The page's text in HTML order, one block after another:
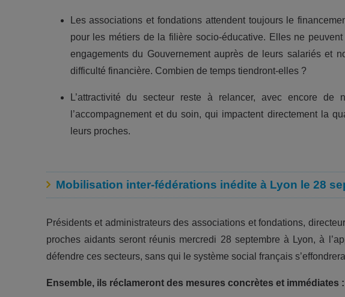
Les associations et fondations attendent toujours le
pour les métiers de la filière socio-éducative. Elles ne
engagements du Gouvernement auprès de leurs salariés et
difficulté financière. Combien de temps tiendront-elles ?
L’attractivité du secteur reste à relancer, avec encore
l’accompagnement et du soin, qui impactent directement la
leurs proches.
Mobilisation inter-fédérations inédite à Lyon le 28
Présidents et administrateurs des associations et fondations,
proches aidants seront réunis mercredi 28 septembre à Lyon, à
défendre ces secteurs, sans qui le système social français
Ensemble, ils réclameront des mesures concrètes et immédiates :